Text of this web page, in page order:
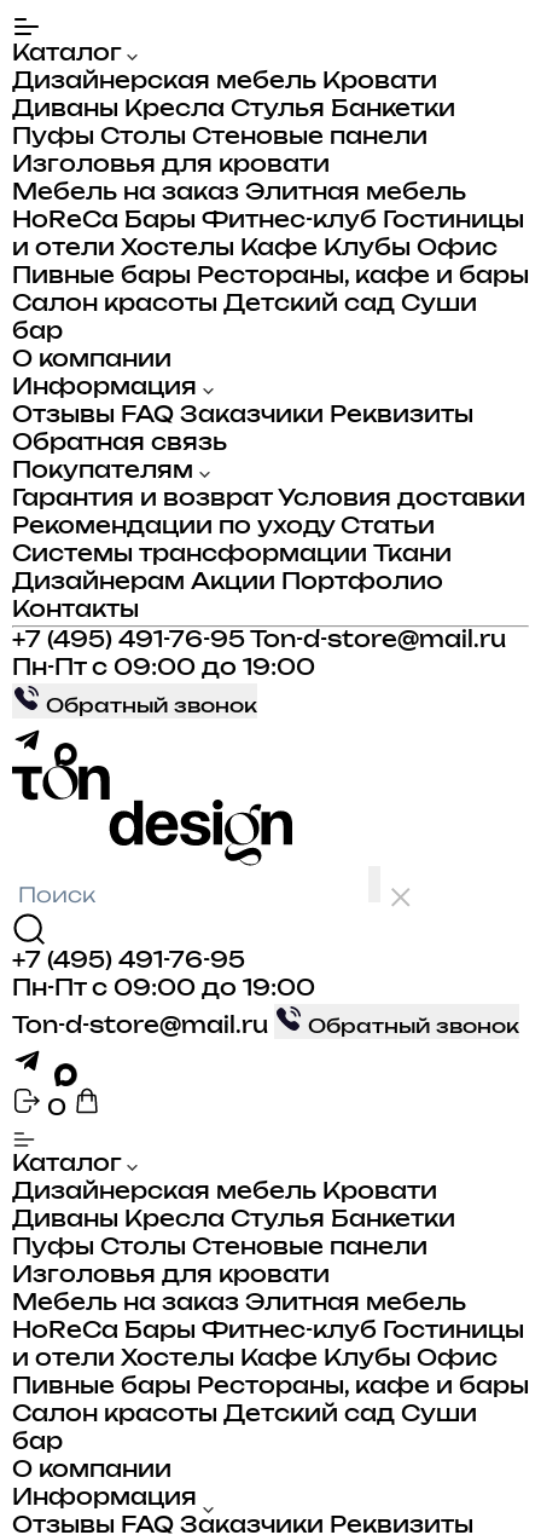
Каталог
Дизайнерская мебель Кровати
Диваны Кресла Стулья Банкетки
Пуфы Столы Стеновые панели
Изголовья для кровати
Мебель на заказ Элитная мебель
HoReCa Бары Фитнес-клуб
Гостиницы
и отели Хостелы Кафе Клубы Офис
Пивные бары Рестораны, кафе и бары
Салон красоты Детский сад Суши
бар
О компании
Информация
Отзывы FAQ Заказчики Реквизиты
Обратная связь
Покупателям
Гарантия и возврат Условия доставки
Рекомендации по уходу Статьи
Системы трансформации
Ткани
Дизайнерам Акции
Портфолио
Контакты
+7 (495) 491-76-95
Ton-d-store@mail.ru
Пн-Пт с 09:00 до 19:00
Обратный звонок
+7 (495) 491-76-95
Пн-Пт с 09:00 до 19:00
Ton-d-store@mail.ru
Обратный звонок
0
Каталог
Дизайнерская мебель Кровати
Диваны Кресла Стулья Банкетки
Пуфы Столы Стеновые панели
Изголовья для кровати
Мебель на заказ Элитная мебель
HoReCa Бары Фитнес-клуб
Гостиницы
и отели Хостелы Кафе Клубы Офис
Пивные бары Рестораны, кафе и бары
Салон красоты Детский сад Суши
бар
О компании
Информация
Отзывы FAQ Заказчики Реквизиты